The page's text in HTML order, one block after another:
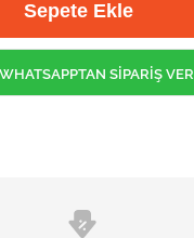
WHATSAPPTAN SİPARİŞ VER